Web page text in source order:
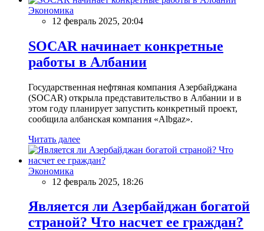
Экономика
12 февраль 2025, 20:04
SOCAR начинает конкретные
работы в Албании
Государственная нефтяная компания Азербайджана
(SOCAR) открыла представительство в Албании и в
этом году планирует запустить конкретный проект,
сообщила албанская компания «Albgaz».
Читать далее
Экономика
12 февраль 2025, 18:26
Является ли Азербайджан богатой
страной? Что насчет ее граждан?